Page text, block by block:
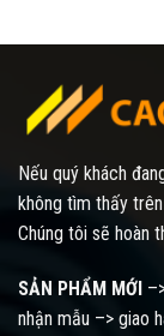
Nếu quý khách
không tìm thấy
Chúng tôi sẽ hoàn
SẢN PHẨM MỚI
nhận mẫu –> giao